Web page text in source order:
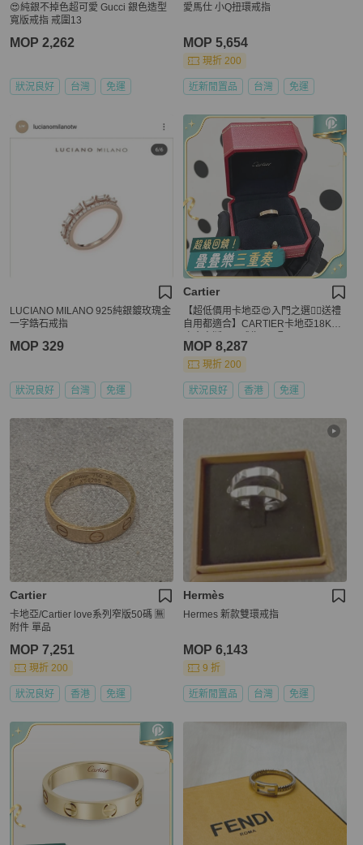
😍純銀不掉色超可愛 Gucci 銀色造型
寬版戒指 戒圍13
MOP 2,262
狀況良好 台灣 免運
愛馬仕 小Q扭環戒指
MOP 5,654
現折 200
近新閒置品 台灣 免運
LUCIANO MILANO 925純銀鍍玫瑰金
一字鋯石戒指
MOP 329
狀況良好 台灣 免運
Cartier
【超低價用卡地亞😍入門之選👍🏻送禮
自用都適合】CARTIER卡地亞18K玫
MOP 8,287
現折 200
狀況良好 香港 免運
Cartier
卡地亞/Cartier love系列窄版50碼 🈚
附件 單品
MOP 7,251
現折 200
狀況良好 香港 免運
Hermès
Hermes 新款雙環戒指
MOP 6,143
9 折
近新閒置品 台灣 免運